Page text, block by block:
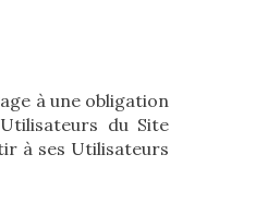
à une obligation
du Site
à ses Utilisateurs